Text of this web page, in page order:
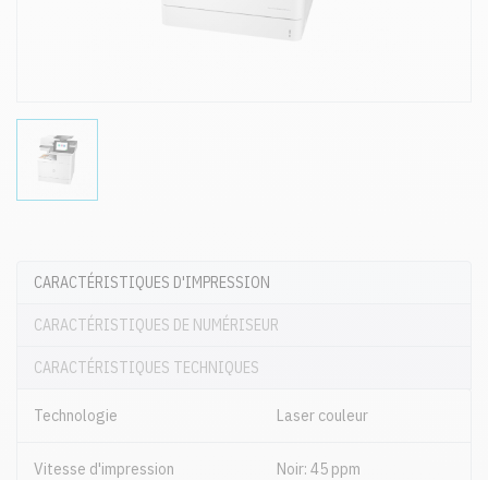
CARACTÉRISTIQUES D'IMPRESSION
CARACTÉRISTIQUES DE NUMÉRISEUR
CARACTÉRISTIQUES TECHNIQUES
Technologie Laser couleur
Vitesse d'impression
Noir: 45 ppm